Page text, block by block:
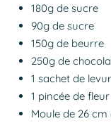
180g de sucre
90g de sucre
150g de beurre
250g de
1 sachet de
1 pincée de
Moule de 26